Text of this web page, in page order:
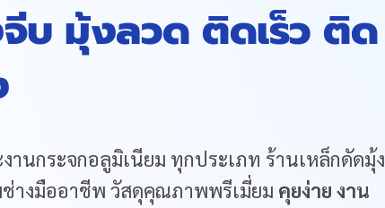
บ มุ้งลวด ติดเร็ว ติด
านกระจกอลูมิเนียม ทุกประเภท ร้านเหล็กดัดมุ้ง
างมืออาชีพ วัสดุคุณภาพพรีเมี่ยม คุยง่าย งาน